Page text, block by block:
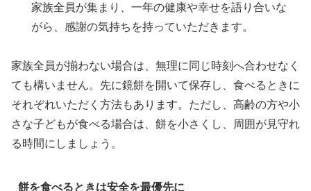
家族全員が集まり、一年の健康や幸せを語り合いな
がら、感謝の気持ちを持っていただきます。
家族全員が揃わない場合は、無理に同じ時刻へ合わせなく
ても構いません。先に鏡餅を開いて保存し、食べるときに
それぞれいただく方法もあります。ただし、高齢の方や小
さな子どもが食べる場合は、餅を小さくし、周囲が見守れ
る時間にしましょう。
餅を食べるときは安全を最優先に